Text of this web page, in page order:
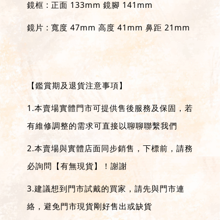
鏡框 : 正面 133mm 鏡腳 141mm
鏡片 : 寬度 47mm 高度 41mm 鼻距 21mm
【鑑賞期及退貨注意事項】
1.本賣場實體門市可提供售後服務及保固，若
有維修調整的需求可直接以聊聊聯繫我們
2.本賣場與實體店面同步銷售，下標前，請務
必詢問【有無現貨】！謝謝
3.建議想到門市試戴的買家，請先與門市連
絡，避免門市現貨剛好售出或缺貨